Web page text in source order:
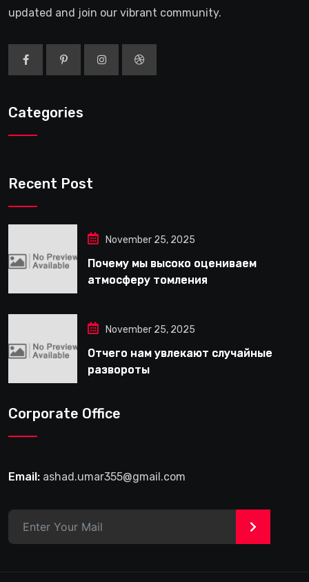
updated and join our vibrant community.
Categories
Recent Post
November 25, 2025
Почему мы высоко оцениваем
атмосферу томления
November 25, 2025
Отчего нам увлекают случайные
развороты
Corporate Office
Email: ashad.umar355@gmail.com
>